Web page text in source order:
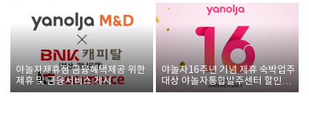
야놀자제휴점 금융혜택제공 위한
제휴 및 금융서비스 게시
야놀자16주년 기념 제휴 숙박업주
대상 야놀자통합발주센터 할인쿠
폰 증정